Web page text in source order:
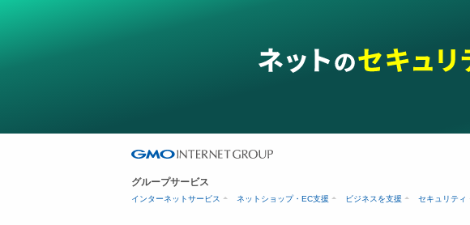
グループサービス
インターネットサービス ネットショップ・EC支援 ビジネスを支援 セキュリティ